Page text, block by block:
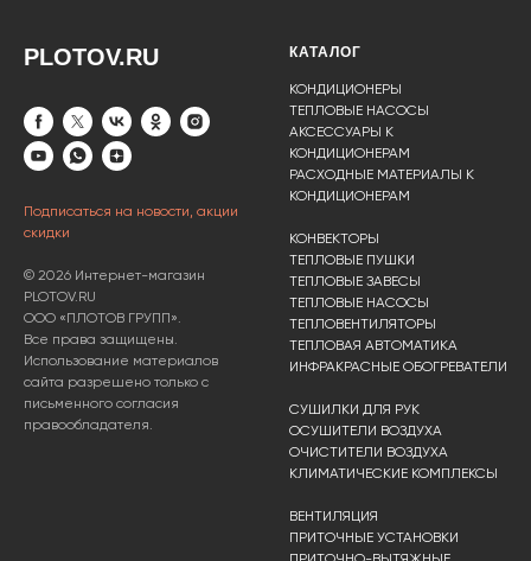
PLOTOV.RU
Подписаться на новости, акции
скидки
© 2026 Интернет-магазин
PLOTOV.RU
ООО «ПЛОТОВ ГРУПП».
Все права защищены.
Использование материалов
сайта разрешено только с
письменного согласия
правообладателя.
КАТАЛОГ
КОНДИЦИОНЕРЫ
ТЕПЛОВЫЕ НАСОСЫ
АКСЕССУАРЫ К
КОНДИЦИОНЕРАМ
РАСХОДНЫЕ МАТЕРИАЛЫ К
КОНДИЦИОНЕРАМ
КОНВЕКТОРЫ
ТЕПЛОВЫЕ ПУШКИ
ТЕПЛОВЫЕ ЗАВЕСЫ
ТЕПЛОВЫЕ НАСОСЫ
ТЕПЛОВЕНТИЛЯТОРЫ
ТЕПЛОВАЯ АВТОМАТИКА
ИНФРАКРАСНЫЕ ОБОГРЕВАТЕЛИ
СУШИЛКИ ДЛЯ РУК
ОСУШИТЕЛИ ВОЗДУХА
ОЧИСТИТЕЛИ ВОЗДУХА
КЛИМАТИЧЕСКИЕ КОМПЛЕКСЫ
ВЕНТИЛЯЦИЯ
ПРИТОЧНЫЕ УСТАНОВКИ